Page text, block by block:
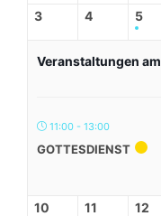
3 4 5
Veranstaltungen am
11:00 - 13:00
GOTTESDIENST
10 11 12